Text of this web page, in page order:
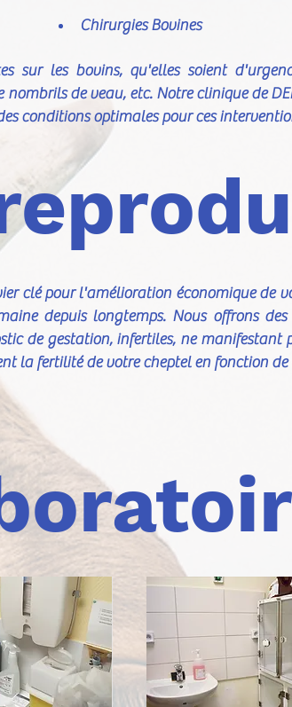
Chirurgies Bovines
sur les bovins, qu'elles soient
de veau, etc. Notre clinique de
conditions optimales pour ces
clé pour l'amélioration économique de
depuis longtemps. Nous offrons
de gestation, infertiles, ne manifestant
la fertilité de votre cheptel en fonction de